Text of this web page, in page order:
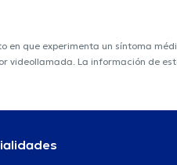
que experimenta un síntoma
La información de